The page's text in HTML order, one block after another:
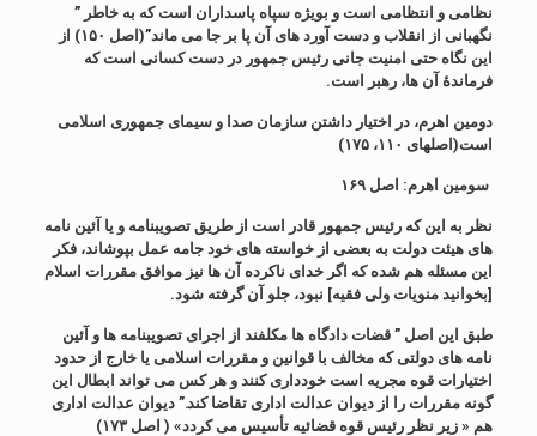
نظامی و انتظامی است و بویژه سپاه پاسداران است که به خاطر ”
نگهبانی از انقلاب و دست آورد های آن پا بر جا می ماند”(اصل ۱۵۰) از
این نگاه حتی امنیت جانی رئیس جمهور در دست کسانی است که
فرماندۀ آن ها، رهبر است.
دومین اهرم، در اختیار داشتن سازمان صدا و سیمای جمهوری اسلامی
است(اصلهای ۱۱۰، ۱۷۵)
سومین اهرم: اصل ۱۶۹
نظر به این که رئیس جمهور قادر است از طریق تصویبنامه و یا آئین نامه
های هیئت دولت به بعضی از خواسته های خود جامه عمل بپوشاند، فکر
این مسئله هم شده که اگر خدای ناکرده آن ها نیز موافق مقررات اسلام
[بخوانید منویات ولی فقیه] نبود، جلو آن گرفته شود.
طبق این اصل ” قضات دادگاه ها مکلفند از اجرای تصویبنامه ها و آئین
نامه های دولتی که مخالف با قوانین و مقررات اسلامی یا خارج از حدود
اختیارات قوه مجریه است خودداری کنند و هر کس می تواند ابطال این
گونه مقررات را از دیوان عدالت اداری تقاضا کند.” دیوان عدالت اداری
هم « زیر نظر رئیس قوه قضائیه تأسیس می کردد» ( اصل ۱۷۳)